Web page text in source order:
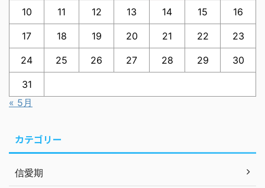
10 11 12 13 14 15 16
17 18 19 20 21 22 23
24 25 26 27 28 29 30
31
« 5月
カテゴリー
信愛期